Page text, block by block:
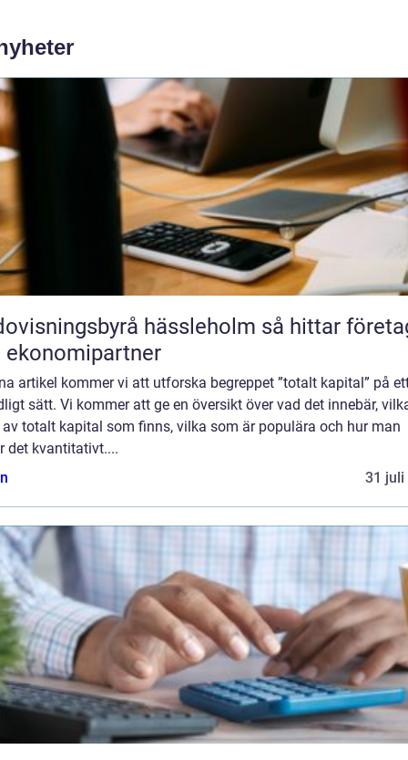
hässleholm så hittar företag
ekonomipartner
artikel kommer vi att utforska begreppet ”totalt kapital” på
sätt. Vi kommer att ge en översikt över vad det innebär,
av totalt kapital som finns, vilka som är populära och hur man
det kvantitativt....
31 juli